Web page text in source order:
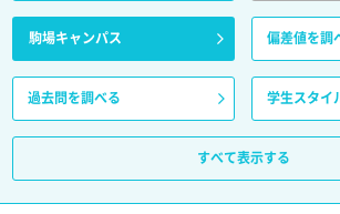
駒場キャンパス 偏差値を調
過去問を調べる 学生スタイ
すべて表示する